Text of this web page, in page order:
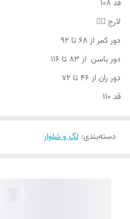
قد ۱۰۸
لارج 👇🏻
دور کمر از ۶۸ تا ۹۲
دور باسن از ۸۳ تا ۱۱۶
دور ران از ۴۶ تا ۷۲
قد ۱۱۰
دسته‌بندی: لگ و شلوار